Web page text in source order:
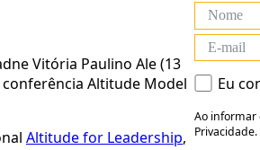
Vitória Paulino Ale (13
Altitude Model
Altitude for Leadership,
Eu
Ao informar
Privacidade.